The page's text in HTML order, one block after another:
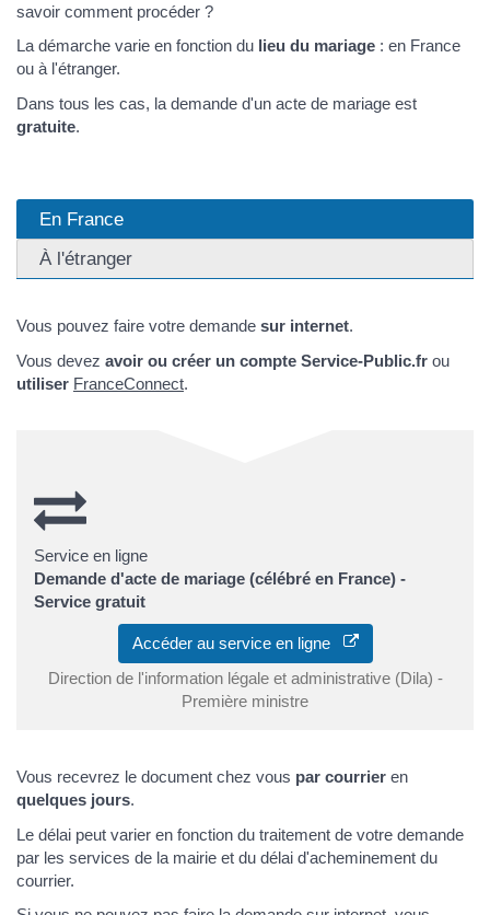
savoir comment procéder ?
La démarche varie en fonction du lieu du mariage : en France
ou à l'étranger.
Dans tous les cas, la demande d'un acte de mariage est
gratuite.
En France
À l'étranger
Vous pouvez faire votre demande sur internet.
Vous devez avoir ou créer un compte Service-Public.fr ou
utiliser FranceConnect.
Service en ligne
Demande d'acte de mariage (célébré en France) -
Service gratuit
Accéder au service en ligne
Direction de l'information légale et administrative (Dila) -
Première ministre
Vous recevrez le document chez vous par courrier en
quelques jours.
Le délai peut varier en fonction du traitement de votre demande
par les services de la mairie et du délai d'acheminement du
courrier.